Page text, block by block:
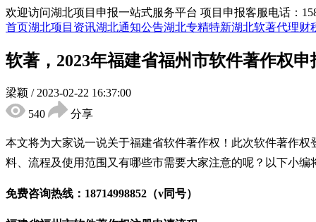
欢迎访问湖北项目申报一站式服务平台 项目申报客服电话：
首页湖北项目资讯湖北通知公告湖北专精特新湖北软著代理财
软著，2023年福建省福州市软件著作权
梁颖 / 2023-02-22 16:37:00
540
分享
本文将为大家说一说关于福建省软件著作权 ！ 此次软件著作权
料、流程及使用范围又有哪些市需要大家注意的呢？以下小编
免费咨询热线： 18714998852 （v同号）